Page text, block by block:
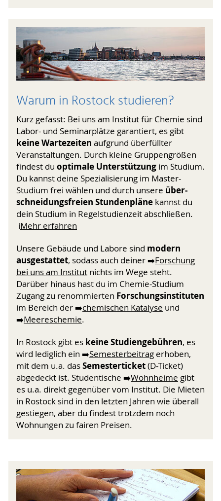
Warum in Rostock studieren?
Kurz gefasst: Bei uns am Institut für Chemie sind
Labor- und Seminarplätze garantiert, es gibt
keine Warte­zeiten aufgrund überfüllter
Veranstaltungen. Durch kleine Gruppen­größen
findest du optimale Unterstützung im Studium.
Du kannst deine Speziali­sierung im Master-
Studium frei wählen und durch unsere über­
schnei­dungs­freien Stundenpläne kannst du
dein Studium in Regelstudienzeit abschließen.
ℹ️Mehr erfahren
Unsere Gebäude und Labore sind modern
ausgestattet, sodass auch deiner ➡️Forschung
bei uns am Institut nichts im Wege steht.
Darüber hinaus hast du im Chemie-Studium
Zugang zu renommierten Forschungs­instituten
im Bereich der ➡️chemischen Katalyse und
➡️Meereschemie.
In Rostock gibt es keine Studien­gebühren, es
wird lediglich ein ➡️Semesterbeitrag erhoben,
mit dem u.a. dasSemesterticket(D-Ticket)
abgedeckt ist. Studentische ➡️Wohnheime gibt
es u.a. direkt gegenüber vom Institut. Die Mieten
in Rostock sind in den letzten Jahren wie überall
gestiegen, aber du findest trotzdem noch
Wohnungen zu fairen Preisen.